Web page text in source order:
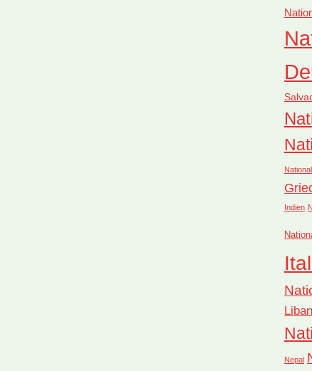
Indien
Nepal